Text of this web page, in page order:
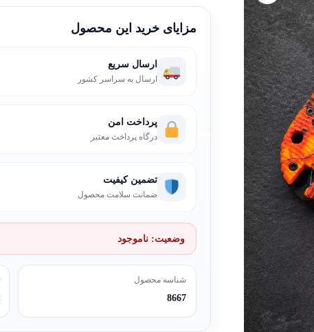
مزایای خرید این محصول
ارسال سریع
ارسال به سراسر کشور
پرداخت امن
درگاه پرداخت معتبر
تضمین کیفیت
ضمانت سلامت محصول
وضعیت: ناموجود
شناسه محصول
8667